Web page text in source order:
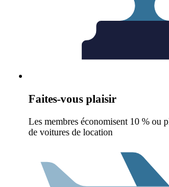
Faites-vous plaisir
Les membres économisent 10 % ou
de voitures de location